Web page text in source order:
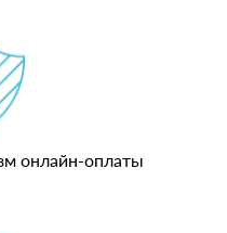
онлайн-оплаты